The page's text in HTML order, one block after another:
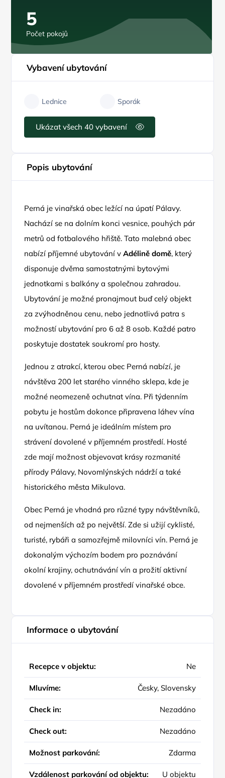
5
Počet pokojů
Vybavení ubytování
Lednice Sporák
Ukázat všech 40 vybavení
Popis ubytování
Perná je vinařská obec ležící na úpatí Pálavy.
Nachází se na dolním konci vesnice, pouhých pár
metrů od fotbalového hřiště. Tato malebná obec
nabízí příjemné ubytování vAdélině domě, který
disponuje dvěma samostatnými bytovými
jednotkami s balkóny a společnou zahradou.
Ubytování je možné pronajmout buď celý objekt
za zvýhodněnou cenu, nebo jednotlivá patra s
možností ubytování pro 6 až 8 osob. Každé patro
poskytuje dostatek soukromí pro hosty.
Jednou z atrakcí, kterou obec Perná nabízí, je
návštěva 200 let starého vinného sklepa, kde je
možné neomezeně ochutnat vína. Při týdenním
pobytu je hostům dokonce připravena láhev vína
na uvítanou. Perná je ideálním místem pro
strávení dovolené v příjemném prostředí. Hosté
zde mají možnost objevovat krásy rozmanité
přírody Pálavy, Novomlýnských nádrží a také
historického města Mikulova.
Obec Perná je vhodná pro různé typy návštěvníků,
od nejmenších až po největší. Zde si užijí cyklisté,
turisté, rybáři a samozřejmě milovníci vín. Perná je
dokonalým výchozím bodem pro poznávání
okolní krajiny, ochutnávání vín a prožití aktivní
dovolené v příjemném prostředí vinařské obce.
Informace o ubytování
Recepce v objektu: Ne
Mluvíme: Česky, Slovensky
Check in: Nezadáno
Check out: Nezadáno
Možnost parkování: Zdarma
Vzdálenost parkování od objektu: U objektu